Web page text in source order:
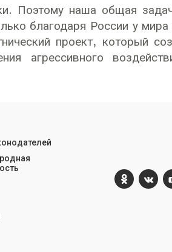
Поэтому наша общая
благодаря России у мира
проект, который
агрессивного